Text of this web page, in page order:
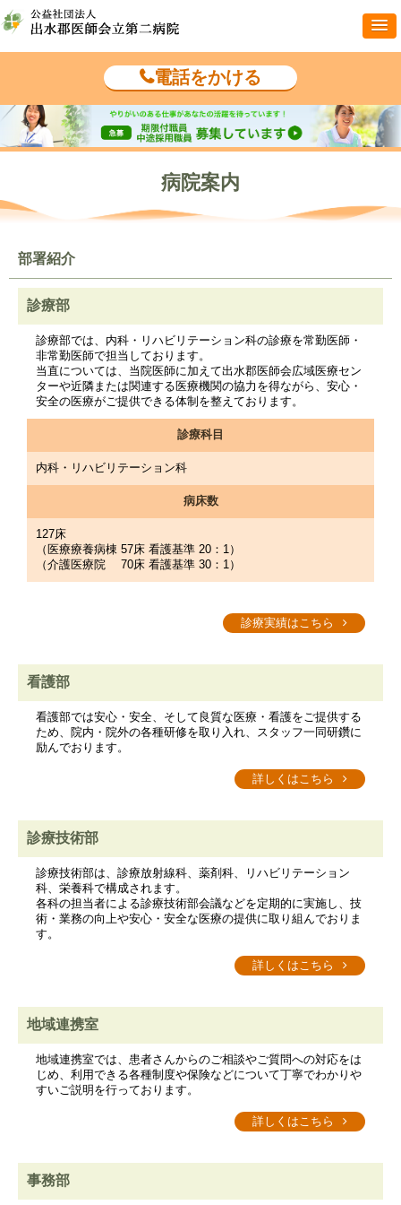
電話をかける
病院案内
部署紹介
診療部
診療部では、内科・リハビリテーション科の診療を常勤医師・
非常勤医師で担当しております。
当直については、当院医師に加えて出水郡医師会広域医療セン
ターや近隣または関連する医療機関の協力を得ながら、安心・
安全の医療がご提供できる体制を整えております。
診療科目
内科・リハビリテーション科
病床数
127床
（医療療養病棟 57床 看護基準 20：1）
（介護医療院 70床 看護基準 30：1）
診療実績はこちら
看護部
看護部では安心・安全、そして良質な医療・看護をご提供する
ため、院内・院外の各種研修を取り入れ、スタッフ一同研鑽に
励んでおります。
詳しくはこちら
診療技術部
診療技術部は、診療放射線科、薬剤科、リハビリテーション
科、栄養科で構成されます。
各科の担当者による診療技術部会議などを定期的に実施し、技
術・業務の向上や安心・安全な医療の提供に取り組んでおりま
す。
詳しくはこちら
地域連携室
地域連携室では、患者さんからのご相談やご質問への対応をは
じめ、利用できる各種制度や保険などについて丁寧でわかりや
すいご説明を行っております。
詳しくはこちら
事務部